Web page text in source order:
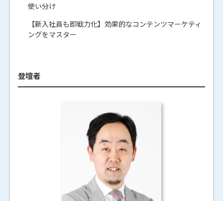
使い分け
【新入社員も即戦力化】効果的なコンテンツマーケティ
ングをマスター
登壇者